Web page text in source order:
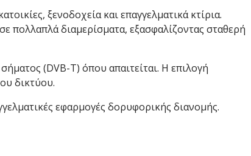
ξενοδοχεία και επαγγελματικά κτίρια.
πολλαπλά διαμερίσματα, εξασφαλίζοντας σταθερή
(DVB-T) όπου απαιτείται. Η επιλογή
δικτύου.
εφαρμογές δορυφορικής διανομής.